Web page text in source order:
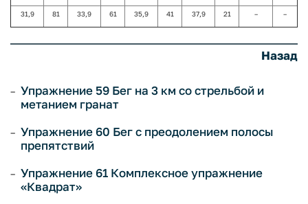
31,9 81 33,9 61 35,9 41 37,9 21 – –
Назад
Упражнение 59 Бег на 3 км со стрельбой и
метанием гранат
Упражнение 60 Бег с преодолением полосы
препятствий
Упражнение 61 Комплексное упражнение
«Квадрат»